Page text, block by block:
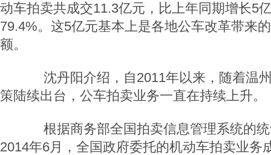
动车拍卖共成交11.3亿元，比上年同期增长5
79.4%。这5亿元基本上是各地公车改革带来
额。
沈丹阳介绍，自2011年以来，随着温
策陆续出台，公车拍卖业务一直在持续上升。
根据商务部全国拍卖信息管理系统的统
2014年6月，全国政府委托的机动车拍卖业务